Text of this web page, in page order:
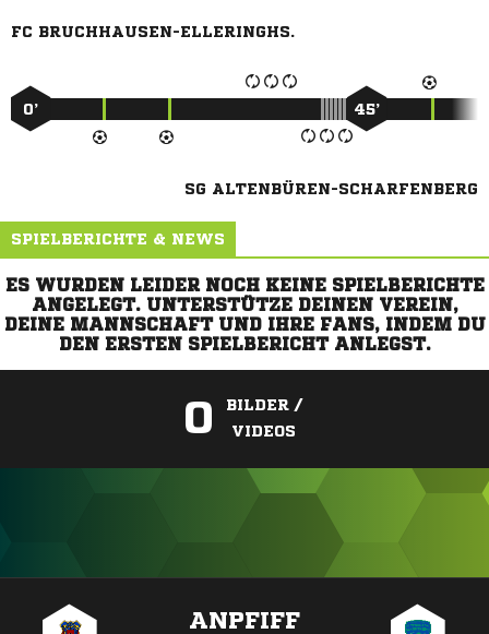
FC BRUCHHAUSEN-ELLERINGHS.
0’ 45’
SG ALTENBÜREN-SCHARFENBERG
SPIELBERICHTE & NEWS
ES WURDEN LEIDER NOCH KEINE SPIELBERICHTE
ANGELEGT. UNTERSTÜTZE DEINEN VEREIN,
DEINE MANNSCHAFT UND IHRE FANS, INDEM DU
DEN ERSTEN SPIELBERICHT ANLEGST.
0
BILDER /
VIDEOS
ANPFIFF